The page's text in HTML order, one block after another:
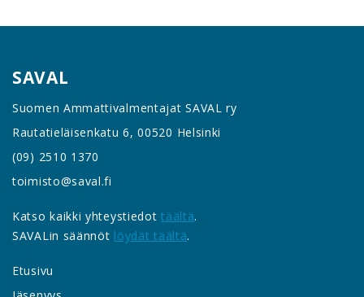
SAVAL
Suomen Ammattivalmentajat SAVAL ry
Rautatieläisenkatu 6, 00520 Helsinki
(09) 2510 1370
toimisto@saval.fi
Katso kaikki yhteystiedottäältä.
SAVALin säännöt löydät täältä.
Etusivu